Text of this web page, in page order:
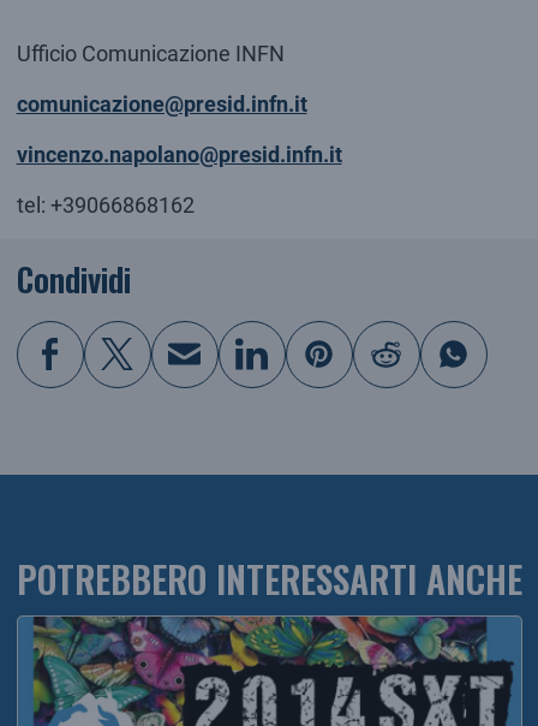
Ufficio Comunicazione INFN
comunicazione@presid.infn.it
vincenzo.napolano@presid.infn.it
tel: +39066868162
Condividi
POTREBBERO INTERESSARTI ANCHE